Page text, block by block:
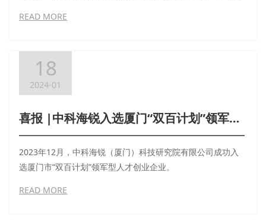
人才的培育优势荣列其中（全省共44家）。
READ MORE
18
2024-01
喜报 |中科海锐入选厦门“双百计划”领军型人才创业企业
2023年12月，中科海锐（厦门）科技研究院有限公司成功入
选厦门市“双百计划”领军型人才创业企业。
READ MORE